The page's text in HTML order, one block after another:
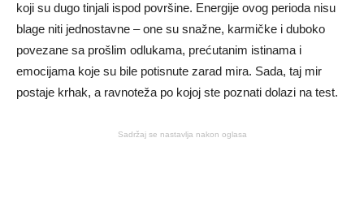
koji su dugo tinjali ispod površine. Energije ovog perioda nisu
blage niti jednostavne – one su snažne, karmičke i duboko
povezane sa prošlim odlukama, prećutanim istinama i
emocijama koje su bile potisnute zarad mira. Sada, taj mir
postaje krhak, a ravnoteža po kojoj ste poznati dolazi na test.
Sadržaj se nastavlja nakon oglasa